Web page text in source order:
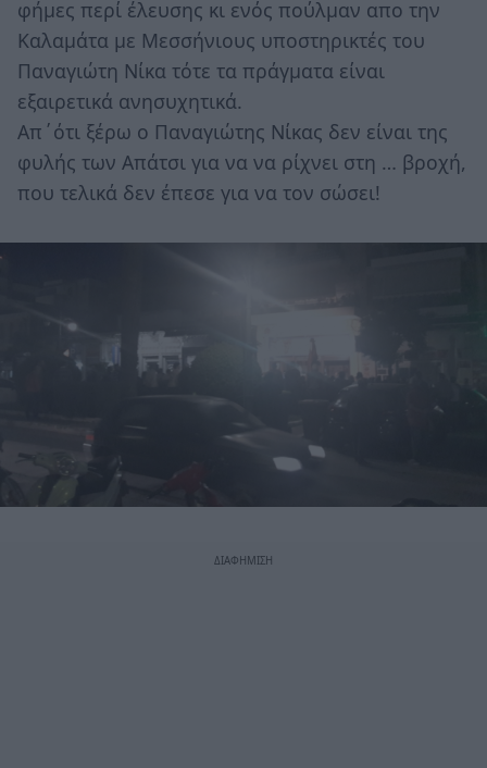
φήμες περί έλευσης κι ενός πούλμαν απο την
Καλαμάτα με Μεσσήνιους υποστηρικτές του
Παναγιώτη Νίκα τότε τα πράγματα είναι
εξαιρετικά ανησυχητικά.
Aπ΄ότι ξέρω ο Παναγιώτης Νίκας δεν είναι της
φυλής των Απάτσι για να να ρίχνει στη … βροχή,
που τελικά δεν έπεσε για να τον σώσει!